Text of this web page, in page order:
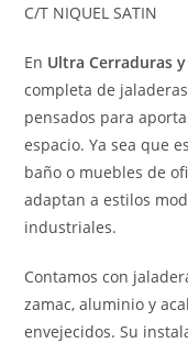
C/T NIQUEL SATIN
En Ultra Cerraduras
completa de
pensados para
espacio. Ya sea que
baño o muebles de
adaptan a estilos
industriales.
Contamos con
zamac, aluminio y
envejecidos. Su